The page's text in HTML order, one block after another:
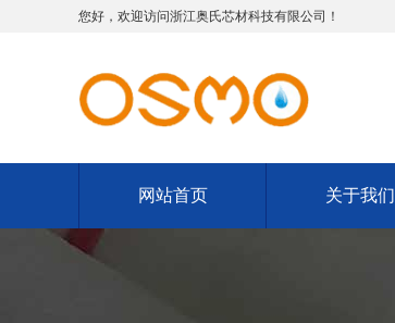
您好，欢迎访问浙江奥氏芯材科技有限公司！
网站首页 关于我们